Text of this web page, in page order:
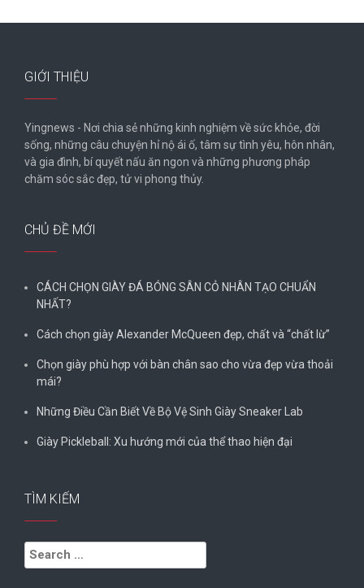
GIỚI THIỆU
Yingnews - Nơi chia sẻ những kinh nghiệm về sức khỏe, đời
sống, những câu chuyện hỉ nộ ái ố, tâm sự tình yêu, hôn nhân,
và gia đình, bí quyết nấu ăn ngon và những phương pháp
chăm sóc sắc đẹp, tử vi phong thủy.
CHỦ ĐỀ MỚI
CÁCH CHỌN GIÀY ĐÁ BÓNG SÂN CỎ NHÂN TẠO CHUẨN
NHẤT?
Cách chọn giày Alexander McQueen đẹp, chất và “chất lừ”
Chọn giày phù hợp với bàn chân sao cho vừa đẹp vừa thoải
mái?
Những Điều Cần Biết Về Bộ Vệ Sinh Giày Sneaker Lab
Giày Pickleball: Xu hướng mới của thể thao hiện đại
TÌM KIẾM
Search
for: